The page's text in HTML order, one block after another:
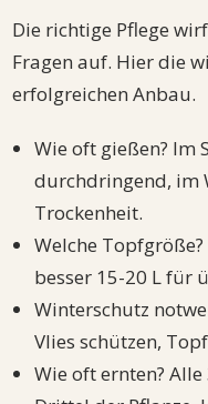
Die richtige Pflege
Fragen auf. Hier die
erfolgreichen Anbau.
Wie oft gießen? Im
durchdringend, im
Trockenheit.
Welche
besser 15-20 L für
Winterschutz
Vlies schützen,
Wie oft ernten?